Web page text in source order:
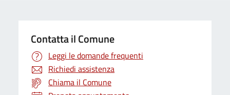
Contatta il Comune
Leggi le domande frequenti
Richiedi assistenza
Chiama il Comune